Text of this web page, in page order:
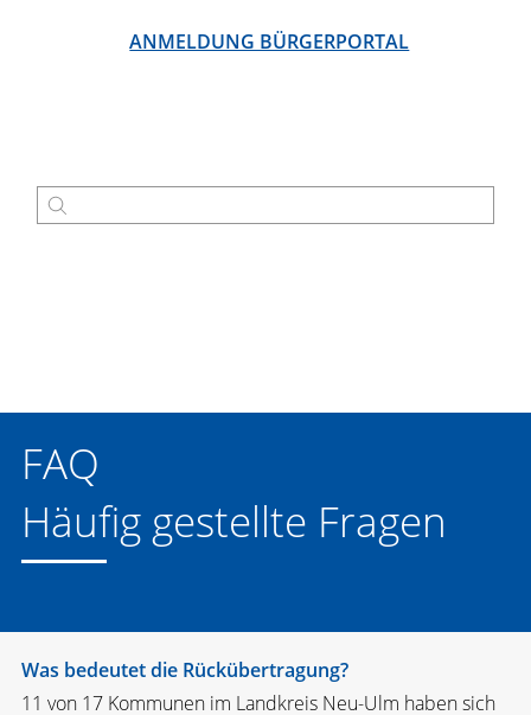
ANMELDUNG BÜRGERPORTAL
FAQ
Häufig gestellte Fragen
Was bedeutet die Rückübertragung?
11 von 17 Kommunen im Landkreis Neu-Ulm haben sich